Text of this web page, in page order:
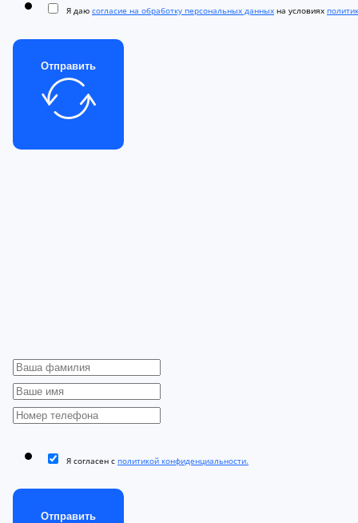
Я даю согласие на обработку персональных данных на условиях
Отправить
Я согласен с политикой конфиденциальности.
Отправить